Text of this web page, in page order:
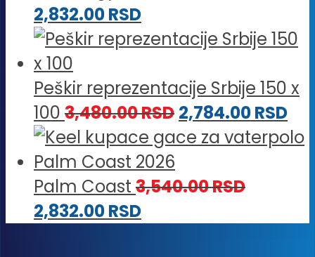
2,832.00RSD
Peškir reprezentacije Srbije 150 x
100 3,480.00RSD 2,784.00RSD
Palm Coast 3,540.00RSD
2,832.00RSD